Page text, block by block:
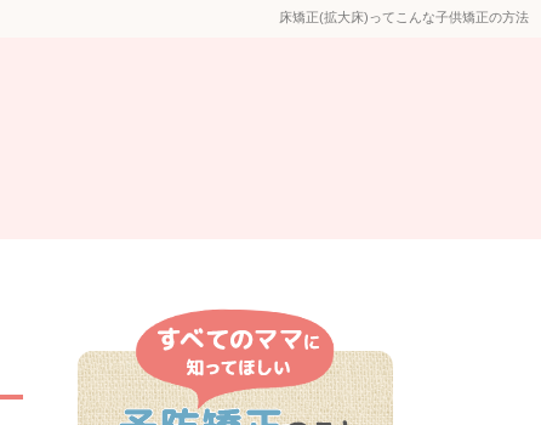
床矯正(拡大床)ってこんな子供矯正の方法